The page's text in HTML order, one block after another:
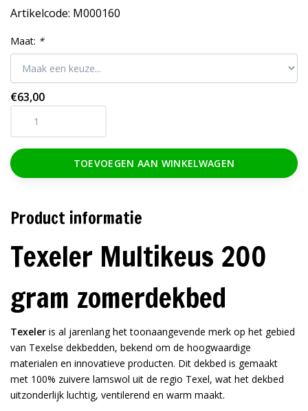
Artikelcode: M000160
Maat: *
€63,00
TOEVOEGEN AAN WINKELWAGEN
Product informatie
Texeler Multikeus 200
gram zomerdekbed
Texeler is al jarenlang het toonaangevende merk op het gebied
van Texelse dekbedden, bekend om de hoogwaardige
materialen en innovatieve producten. Dit dekbed is gemaakt
met 100% zuivere lamswol uit de regio Texel, wat het dekbed
uitzonderlijk luchtig, ventilerend en warm maakt.